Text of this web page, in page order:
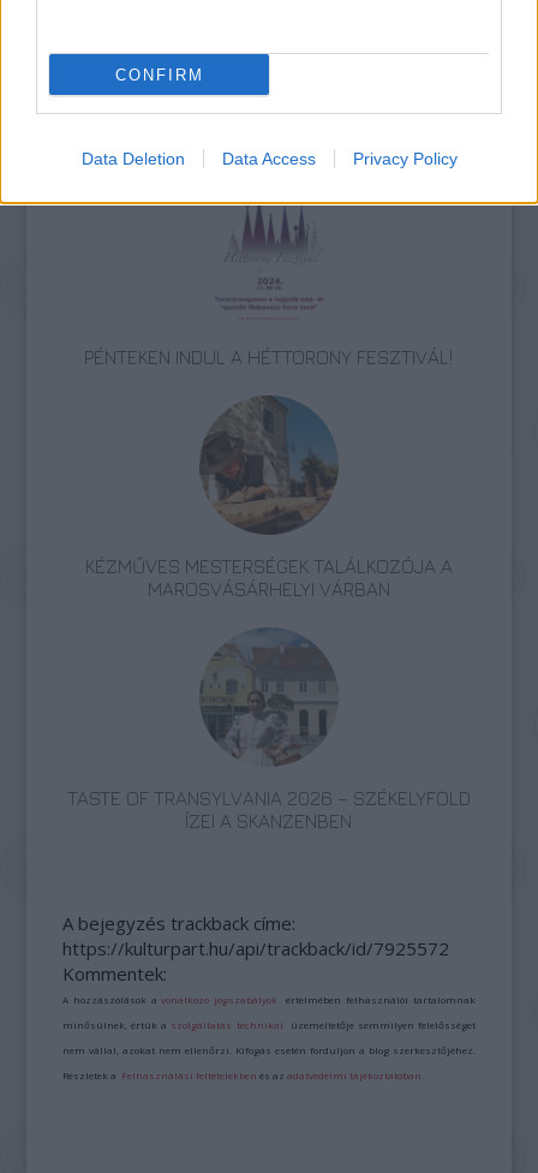
CONFIRM
Data Deletion Data Access Privacy Policy
PÉNTEKEN INDUL A HÉTTORONY FESZTIVÁL!
KÉZMŰVES MESTERSÉGEK TALÁLKOZÓJA A
MAROSVÁSÁRHELYI VÁRBAN
TASTE OF TRANSYLVANIA 2026 – SZÉKELYFÖLD
ÍZEI A SKANZENBEN
A bejegyzés trackback címe:
https://kulturpart.hu/api/trackback/id/7925572
Kommentek:
A hozzászólások avonatkozó jogszabályok értelmében felhasználói tartalomnak
minősülnek, értük a szolgáltatás technikai üzemeltetője semmilyen felelősséget
nem vállal, azokat nem ellenőrzi. Kifogás esetén forduljon a blog szerkesztőjéhez.
Részletek a Felhasználási feltételekben és azadatvédelmi tájékoztatóban